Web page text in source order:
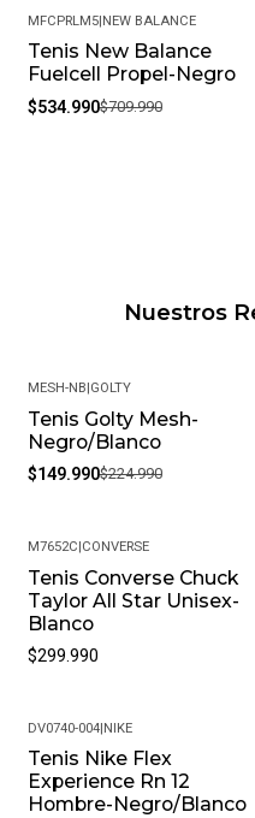
-25%
MFCPRLM5|NEW BALANCE
Tenis New Balance
Fuelcell Propel-Negro
$534.990$709.990
Nuestros
-33%
MESH-NB|GOLTY
Tenis Golty Mesh-
Negro/Blanco
$149.990$224.990
M7652C|CONVERSE
Tenis Converse Chuck
Taylor All Star Unisex-
Blanco
$299.990
-4%
DV0740-004|NIKE
Tenis Nike Flex
Experience Rn 12
Hombre-Negro/Blanco